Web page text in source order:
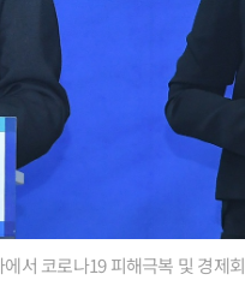
서 코로나19 피해극복 및 경제회